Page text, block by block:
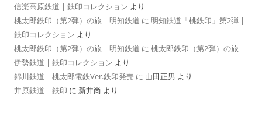
信楽高原鉄道 | 鉄印コレクション より
桃太郎鉄印（第2弾）の旅 明知鉄道 に 明知鉄道「桃鉄印」第2弾 |
鉄印コレクション より
桃太郎鉄印（第2弾）の旅 明知鉄道 に 桃太郎鉄印（第2弾）の旅
伊勢鉄道 | 鉄印コレクション より
錦川鉄道 桃太郎電鉄Ver.鉄印発売 に 山田正男 より
井原鉄道 鉄印 に 新井尚 より